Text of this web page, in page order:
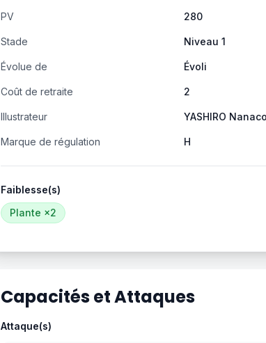
PV 280
Stade Niveau 1
Évolue de Évoli
Coût de retraite 2
Illustrateur YASHIRO Nanaco
Marque de régulation H
Faiblesse(s)
Plante ×2
Capacités et Attaques
Attaque(s)